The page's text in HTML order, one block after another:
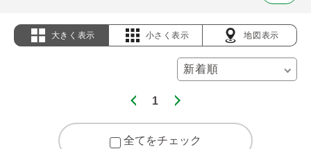
大きく表示 小さく表示 地図表示
1
全てをチェック